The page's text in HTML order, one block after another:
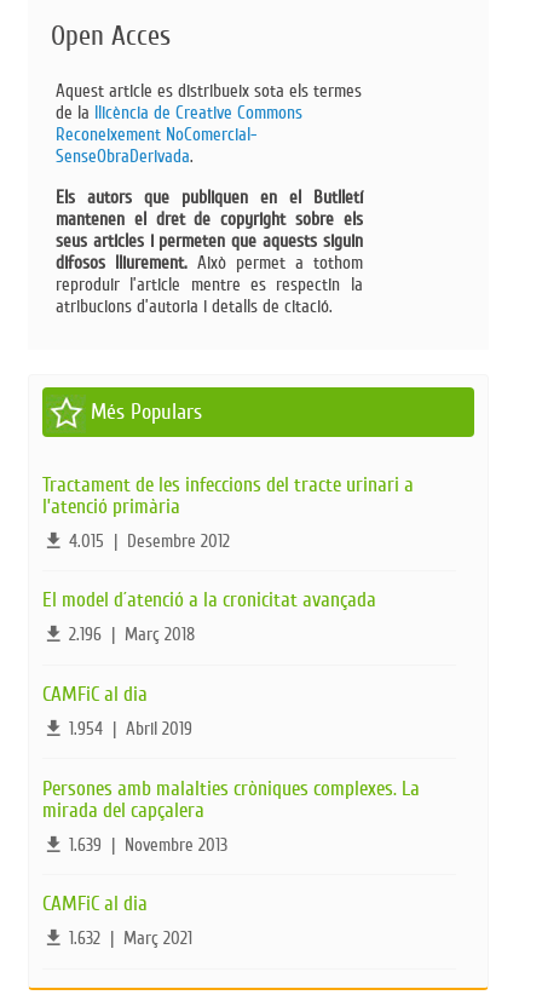
Open Acces
Aquest article es distribueix sota els termes
de la
llicència de Creative Commons
Reconeixement NoComercial-
SenseObraDerivada​.
Els autors que publiquen en el Butlletí
mantenen el dret de copyright sobre els
seus articles i permeten que aquests siguin
difosos lliurement. Això permet a tothom
reproduir l’article mentre es respectin la
atribucions d’autoria i detalls de citació.
Més Populars
Tractament de les infeccions del tracte urinari a
l’atenció primària
file_download 4.015 | Desembre 2012
El model d´atenció a la cronicitat avançada
file_download 2.196| Març 2018
CAMFiC al dia
file_download 1.954| Abril 2019
Persones amb malalties cròniques complexes. La
mirada del capçalera
file_download 1.639 | Novembre 2013
CAMFiC al dia
file_download 1.632| Març 2021